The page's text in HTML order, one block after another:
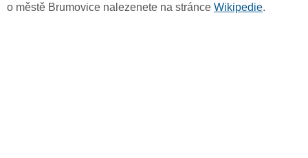
o městě Brumovice nalezenete na stránce Wikipedie.